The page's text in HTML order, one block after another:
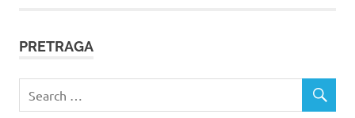
PRETRAGA